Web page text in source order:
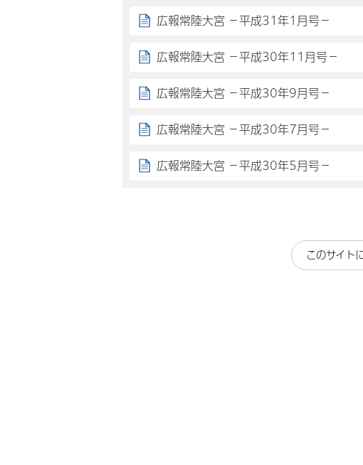
広報常陸大宮 －平成31年1月号－
広報常陸大宮 －平成30年11月号－
広報常陸大宮 －平成30年9月号－
広報常陸大宮 －平成30年7月号－
広報常陸大宮 －平成30年5月号－
このサイト